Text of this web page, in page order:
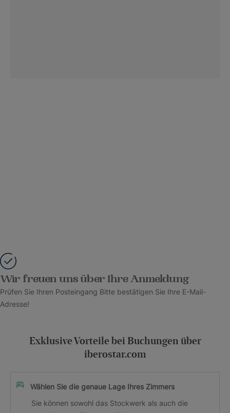
Wir freuen uns über Ihre Anmeldung
Prüfen Sie Ihren Posteingang Bitte bestätigen Sie Ihre E-Mail-
Adresse!
Exklusive Vorteile bei Buchungen über
iberostar.com
Wählen Sie die genaue Lage Ihres Zimmers
Sie können sowohl das Stockwerk als auch die